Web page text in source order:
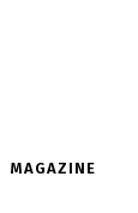
MAGAZINE